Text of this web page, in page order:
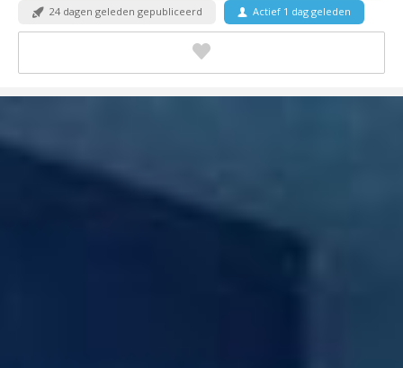
24 dagen geleden gepubliceerd Actief 1 dag geleden